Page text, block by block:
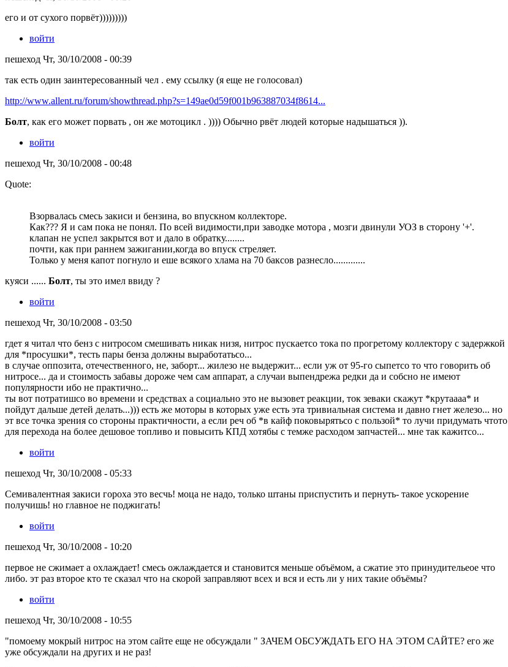
его и от сухого порвёт)))))))))
войти
пешеход Чт, 30/10/2008 - 00:39
так есть один заинтересованный чел . ему ссылку (я еще не голосовал)
http://www.allent.ru/forum/showthread.php?s=149ae0d59f001b963887034f8614...
Болт, как его может порвать , он же мотоцикл . )))) Обычно рвёт людей которые надышаться )).
войти
пешеход Чт, 30/10/2008 - 00:48
Quote:
Взорвалась смесь закиси и бензина, во впускном коллекторе.
Как??? Я и сам пока не понял. По всей видимости,при заводке мотора , мозги двинули УОЗ в сторону '+'.
клапан не успел закрытся вот и дало в обратку........
почти, как при раннем зажигании,когда во впуск стреляет.
Только у меня капот погнуло и еше всякого хлама на 70 баксов разнесло.............
куяси ...... Болт, ты это имел ввиду ?
войти
пешеход Чт, 30/10/2008 - 03:50
гдет я читал что бенз с нитросом смешивать никак низя, нитрос пускаетсо тока по прогретому коллектору с задержкой
для *просушки*, тесть пары бенза должны выработатьсо...
в случае оппозита, отечественного, не, заборт... жилезо не выдержит... если уж от 95-го сыпетсо то что говорить об
нитросе... да и стоимость забавы дороже чем сам аппарат, а случаи выпендрежа редки да и собсно не имеют
популярности ибо не практично...
ты вот потратишсо во времени и средствах а социально это не вызовет реакции, ток зеваки скажут *крутаааа* и
пойдут дальше детей делать...))) есть же моторы в которых уже есть эта тривиальная система и давно гнет железо... но
эт все точка зрения со стороны практичности, а если реч об *в кайф поковырятьсо с пользой* то лучи придумать чтото
для перехода на более дешовое топливо и повысить КПД хотябы с темже расходом запчастей... мне так кажитсо...
войти
пешеход Чт, 30/10/2008 - 05:33
Семивалентная закиси гороха это весчь! моца не надо, только штаны приспустить и пернуть- такое ускорение
получишь! но главное не поджигать!
войти
пешеход Чт, 30/10/2008 - 10:20
первое не сжимает а охлаждает! смесь ожлаждается и становится меньше объёмом, а сжатие это принудительеое что
либо. эт раз второе кто те сказал что на скорой заправляют всех и вся и есть ли у них такие объёмы?
войти
пешеход Чт, 30/10/2008 - 10:55
"помоему мокрый нитрос на этом сайте еще не обсуждали " ЗАЧЕМ ОБСУЖДАТЬ ЕГО НА ЭТОМ САЙТЕ? его же
уже обсуждали на других и не раз!